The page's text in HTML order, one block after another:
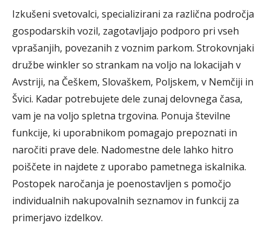
Izkušeni svetovalci, specializirani za različna področja
gospodarskih vozil, zagotavljajo podporo pri vseh
vprašanjih, povezanih z voznim parkom. Strokovnjaki
družbe winkler so strankam na voljo na lokacijah v
Avstriji, na Češkem, Slovaškem, Poljskem, v Nemčiji in
Švici. Kadar potrebujete dele zunaj delovnega časa,
vam je na voljo spletna trgovina. Ponuja številne
funkcije, ki uporabnikom pomagajo prepoznati in
naročiti prave dele. Nadomestne dele lahko hitro
poiščete in najdete z uporabo pametnega iskalnika.
Postopek naročanja je poenostavljen s pomočjo
individualnih nakupovalnih seznamov in funkcij za
primerjavo izdelkov.